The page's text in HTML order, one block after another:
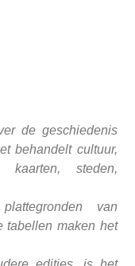
de geschiedenis
behandelt cultuur,
kaarten, steden,
van
tabellen maken het